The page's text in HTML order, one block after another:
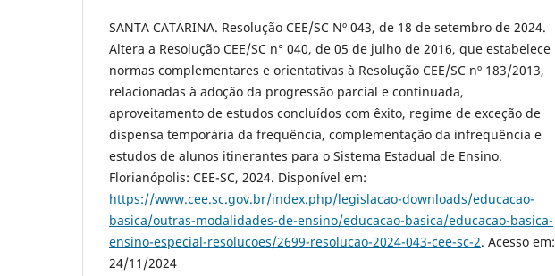
SANTA CATARINA. Resolução CEE/SC Nº 043, de 18 de setembro de 2024.
Altera a Resolução CEE/SC n° 040, de 05 de julho de 2016, que estabelece
normas complementares e orientativas à Resolução CEE/SC nº 183/2013,
relacionadas à adoção da progressão parcial e continuada,
aproveitamento de estudos concluídos com êxito, regime de exceção de
dispensa temporária da frequência, complementação da infrequência e
estudos de alunos itinerantes para o Sistema Estadual de Ensino.
Florianópolis: CEE-SC, 2024. Disponível em:
https://www.cee.sc.gov.br/index.php/legislacao-downloads/educacao-
basica/outras-modalidades-de-ensino/educacao-basica/educacao-basica-
ensino-especial-resolucoes/2699-resolucao-2024-043-cee-sc-2. Acesso em:
24/11/2024